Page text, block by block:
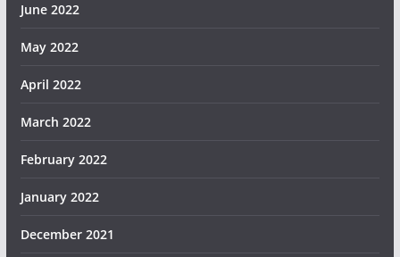
June 2022
May 2022
April 2022
March 2022
February 2022
January 2022
December 2021